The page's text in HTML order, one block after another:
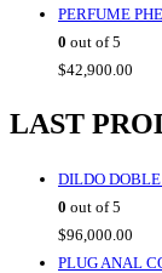
PERFUME
0 out of 5
$42,900.00
LAST
DILDO
0 out of 5
$96,000.00
PLUG ANAL